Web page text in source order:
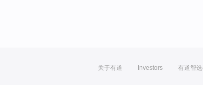
关于有道 Investors 有道智选